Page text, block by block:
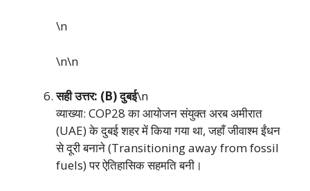
\n
\n\n
सही उत्तर: (B) दुबई\n
व्याख्या: COP28 का आयोजन संयुक्त अरब अमीरात
(UAE) के दुबई शहर में किया गया था, जहाँ जीवाश्म ईंधन
से दूरी बनाने (Transitioning away from fossil
fuels) पर ऐतिहासिक सहमति बनी।